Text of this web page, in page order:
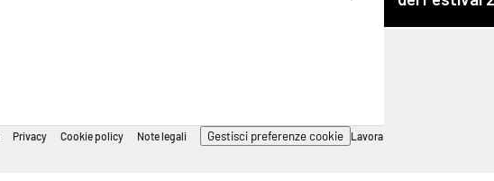
Privacy Cookie policy Note legali Gestisci preferenze cookie Lavora con noi